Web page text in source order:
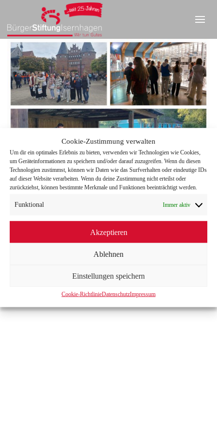
Cookie-Zustimmung verwalten
Um dir ein optimales Erlebnis zu bieten, verwenden wir Technologien wie Cookies,
um Geräteinformationen zu speichern und/oder darauf zuzugreifen. Wenn du diesen
Technologien zustimmst, können wir Daten wie das Surfverhalten oder eindeutige IDs
auf dieser Website verarbeiten. Wenn du deine Zustimmung nicht erteilst oder
zurückziehst, können bestimmte Merkmale und Funktionen beeinträchtigt werden.
Funktional Immer aktiv
Akzeptieren
Ablehnen
Einstellungen speichern
Cookie-RichtlinieDatenschutzImpressum
DATENSCHUTZ